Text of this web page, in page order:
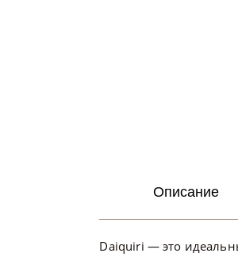
Описание
Daiquiri — это